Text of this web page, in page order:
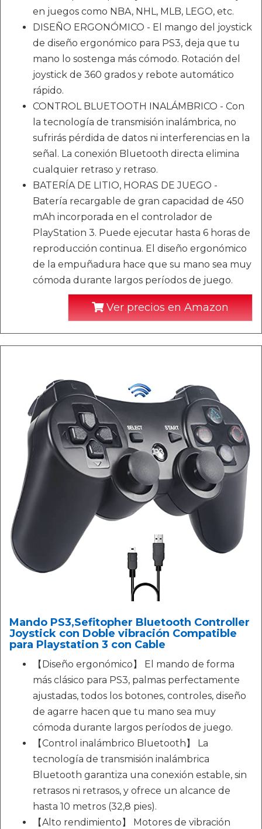
en juegos como NBA, NHL, MLB, LEGO, etc.
DISEÑO ERGONÓMICO - El mango del joystick
de diseño ergonómico para PS3, deja que tu
mano lo sostenga más cómodo. Rotación del
joystick de 360 grados y rebote automático
rápido.
CONTROL BLUETOOTH INALÁMBRICO - Con
la tecnología de transmisión inalámbrica, no
sufrirás pérdida de datos ni interferencias en la
señal. La conexión Bluetooth directa elimina
cualquier retraso y retraso.
BATERÍA DE LITIO, HORAS DE JUEGO -
Batería recargable de gran capacidad de 450
mAh incorporada en el controlador de
PlayStation 3. Puede ejecutar hasta 6 horas de
reproducción continua. El diseño ergonómico
de la empuñadura hace que su mano sea muy
cómoda durante largos períodos de juego.
Ver precios en Amazon
Mando PS3,Sefitopher Bluetooth Controller
Joystick con Doble vibración Compatible
para Playstation 3 con Cable
【Diseño ergonómico】 El mando de forma
más clásico para PS3, palmas perfectamente
ajustadas, todos los botones, controles, diseño
de agarre hacen que tu mano sea muy
cómoda durante largos períodos de juego.
【Control inalámbrico Bluetooth】 La
tecnología de transmisión inalámbrica
Bluetooth garantiza una conexión estable, sin
retrasos ni retrasos, y ofrece un alcance de
hasta 10 metros (32,8 pies).
【Alto rendimiento】 Motores de vibración